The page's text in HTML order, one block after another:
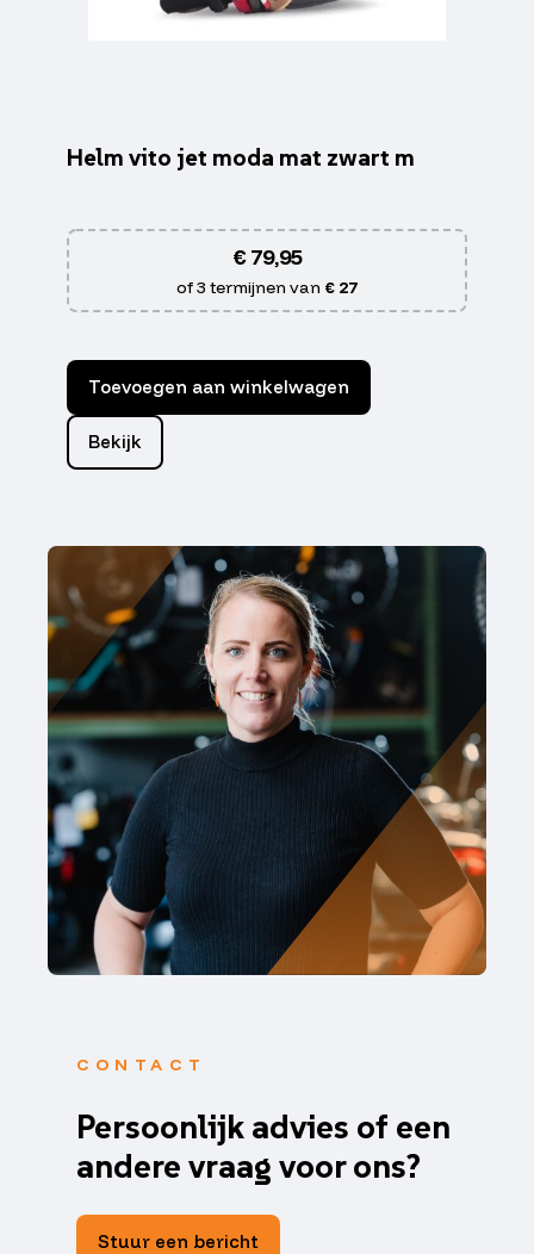
Helm vito jet moda mat zwart m
€79,95
of 3 termijnen van € 27
Toevoegen aan winkelwagen
Bekijk
CONTACT
Persoonlijk advies of een
andere vraag voor ons?
Stuur een bericht